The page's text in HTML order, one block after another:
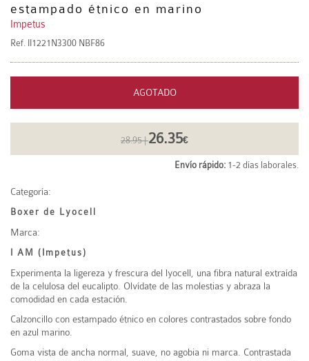
estampado étnico en marino
Impetus
Ref. II1221N3300 NBF86
AGOTADO
28.95 |26.35€
Envío rápido: 1-2 días laborales.
Categoría:
Boxer de Lyocell
Marca:
I AM (Impetus)
Experimenta la ligereza y frescura del lyocell, una fibra natural extraída
de la celulosa del eucalipto. Olvídate de las molestias y abraza la
comodidad en cada estación.
Calzoncillo con estampado étnico en colores contrastados sobre fondo
en azul marino.
Goma vista de ancha normal, suave, no agobia ni marca. Contrastada